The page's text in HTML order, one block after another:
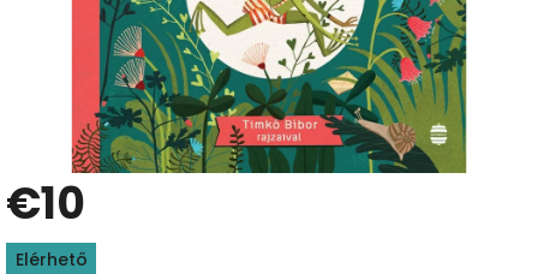
€10
Egységár:
Elérhető